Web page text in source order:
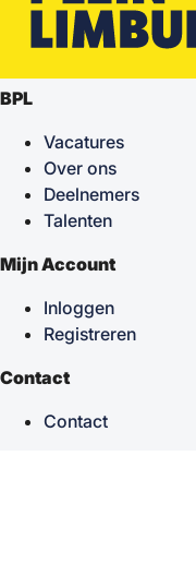
BPL
Vacatures
Over ons
Deelnemers
Talenten
Mijn Account
Inloggen
Registreren
Contact
Contact